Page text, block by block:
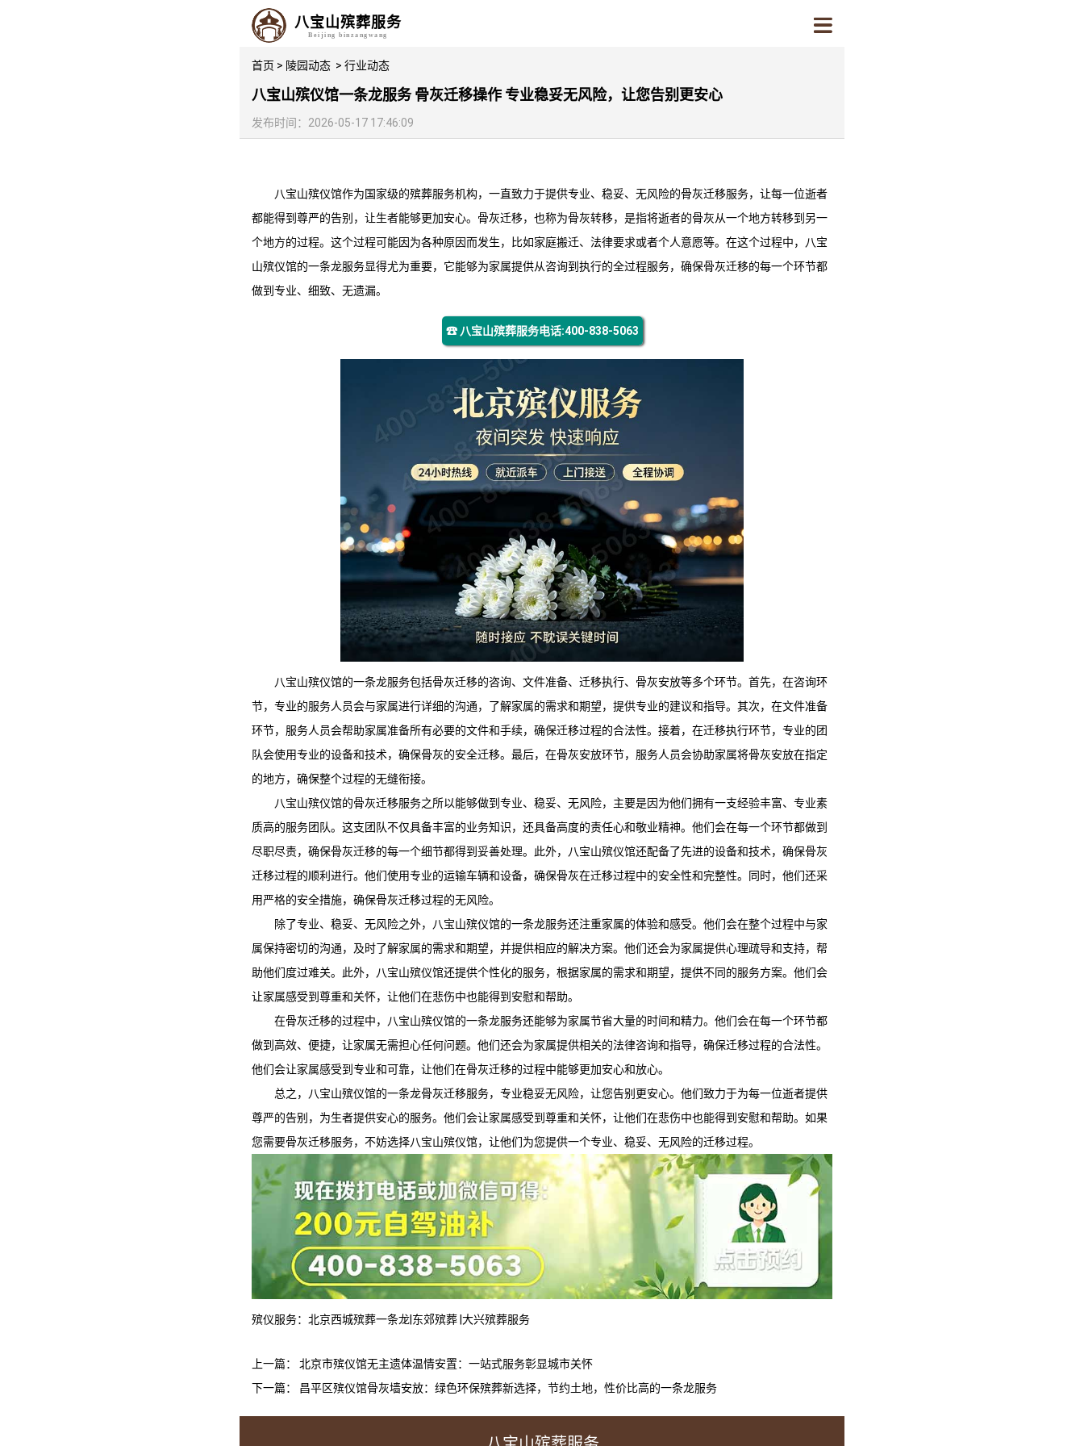
八宝山殡葬服务
Beijing binzangwang
首页 > 陵园动态 > 行业动态
八宝山殡仪馆一条龙服务 骨灰迁移操作 专业稳妥无风险，让您告别更安心
发布时间：2026-05-17 17:46:09
八宝山殡仪馆作为国家级的殡葬服务机构，一直致力于提供专业、稳妥、无风险的骨灰迁移服务，让每一位逝者
都能得到尊严的告别，让生者能够更加安心。骨灰迁移，也称为骨灰转移，是指将逝者的骨灰从一个地方转移到另一
个地方的过程。这个过程可能因为各种原因而发生，比如家庭搬迁、法律要求或者个人意愿等。在这个过程中，
八宝
山殡仪馆的一条龙服务显得尤为重要，它能够为家属提供从咨询到执行的全过程服务，确保骨灰迁移的每一个环节都
做到专业、细致、无遗漏。
☎ 八宝山殡葬服务电话:400-838-5063
八宝山殡仪馆的一条龙服务包括骨灰迁移的咨询、文件准备、迁移执行、骨灰安放等多个环节。首先，在咨询环
节，专业的服务人员会与家属进行详细的沟通，了解家属的需求和期望，提供专业的建议和指导。其次，在文件准备
环节，服务人员会帮助家属准备所有必要的文件和手续，确保迁移过程的合法性。接着，在迁移执行环节，专业的团
队会使用专业的设备和技术，确保骨灰的安全迁移。最后，在骨灰安放环节，服务人员会协助家属将骨灰安放在指定
的地方，确保整个过程的无缝衔接。
八宝山殡仪馆的骨灰迁移服务之所以能够做到专业、稳妥、无风险，主要是因为他们拥有一支经验丰富、专业素
质高的服务团队。这支团队不仅具备丰富的业务知识，还具备高度的责任心和敬业精神。他们会在每一个环节都做到
尽职尽责，确保骨灰迁移的每一个细节都得到妥善处理。此外，
八宝山殡仪馆还配备了先进的设备和技术，确保骨灰
迁移过程的顺利进行。他们使用专业的运输车辆和设备，确保骨灰在迁移过程中的安全性和完整性。同时，他们还采
用严格的安全措施，确保骨灰迁移过程的无风险。
除了专业、稳妥、无风险之外，
八宝山殡仪馆的一条龙服务还注重家属的体验和感受。他们会在整个过程中与家
属保持密切的沟通，及时了解家属的需求和期望，并提供相应的解决方案。他们还会为家属提供心理疏导和支持，帮
助他们度过难关。此外，
八宝山殡仪馆还提供个性化的服务，根据家属的需求和期望，提供不同的服务方案。他们会
让家属感受到尊重和关怀，让他们在悲伤中也能得到安慰和帮助。
在骨灰迁移的过程中，
八宝山殡仪馆的一条龙服务还能够为家属节省大量的时间和精力。他们会在每一个环节都
做到高效、便捷，让家属无需担心任何问题。他们还会为家属提供相关的法律咨询和指导，确保迁移过程的合法性。
他们会让家属感受到专业和可靠，让他们在骨灰迁移的过程中能够更加安心和放心。
总之，
八宝山殡仪馆的一条龙骨灰迁移服务，专业稳妥无风险，让您告别更安心。他们致力于为每一位逝者提供
尊严的告别，为生者提供安心的服务。他们会让家属感受到尊重和关怀，让他们在悲伤中也能得到安慰和帮助。如果
您需要骨灰迁移服务，不妨选择八宝山殡仪馆，让他们为您提供一个专业、稳妥、无风险的迁移过程。
殡仪服务： 北京西城殡葬一条龙 东郊殡葬 大兴殡葬服务
上一篇： 北京市殡仪馆无主遗体温情安置：一站式服务彰显城市关怀
下一篇： 昌平区殡仪馆骨灰墙安放：绿色环保殡葬新选择，节约土地，性价比高的一条龙服务